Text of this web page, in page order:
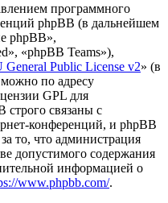
программного
phpBB (в дальнейшем
phpBB»,
«phpBB Teams»),
General Public License v2» (в
по адресу
GPL для
строго связаны с
конференций, и phpBB
то, что администрация
допустимого содержания
информацией о
www.phpbb.com/.